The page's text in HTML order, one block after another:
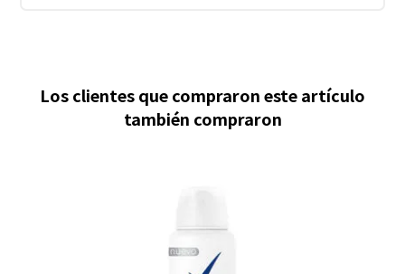
Los clientes que compraron este artículo
también compraron